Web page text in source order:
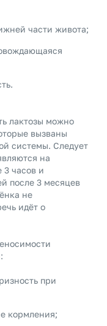
части живота;
лактозы можно
вызваны
системы. Следует
на
3 часов и
после 3 месяцев
не
идёт о
при
кормления;